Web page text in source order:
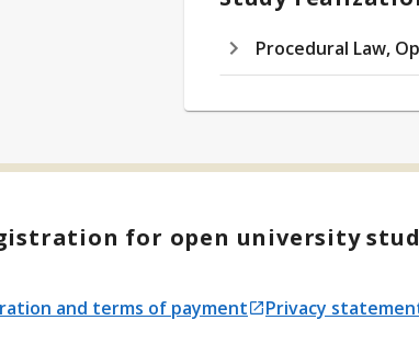
Procedural Law,
for open university
and terms of payment Privacy
Opens in a new